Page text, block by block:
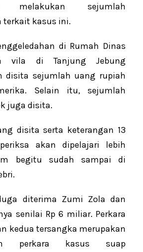
sejumlah
terkait kasus ini.
di Rumah Dinas
vila di Tanjung Jebung
disita sejumlah uang rupiah
Selain itu, sejumlah
juga disita.
disita serta keterangan 13
akan dipelajari lebih
begitu sudah sampai di
diterima Zumi Zola dan
senilai Rp 6 miliar. Perkara
kedua tersangka merupakan
perkara kasus suap